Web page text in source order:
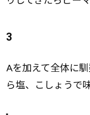
3
Aを加えて全体に
ら塩、こしょうで